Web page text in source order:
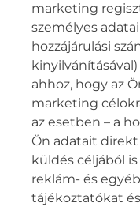
marketing
személyes
hozzájárulási
ahhoz, hogy az
marketing
az esetben – a
Ön adatait
küldés céljából
reklám- és
tájékoztatókat